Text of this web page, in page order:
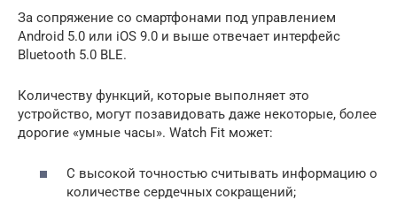
За сопряжение со смартфонами под управлением
Android 5.0 или iOS 9.0 и выше отвечает интерфейс
Bluetooth 5.0 BLE.
Количеству функций, которые выполняет это
устройство, могут позавидовать даже некоторые, более
дорогие «умные часы». Watch Fit может:
С высокой точностью считывать информацию о
количестве сердечных сокращений;